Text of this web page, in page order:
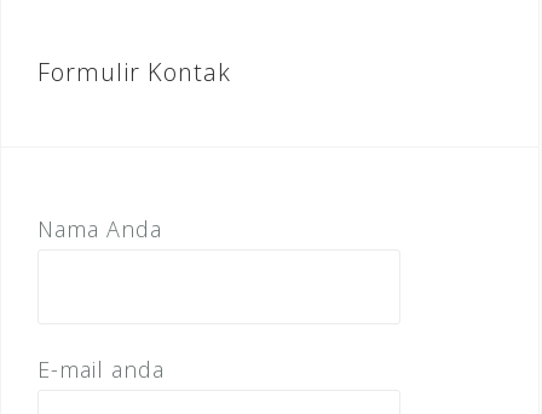
Formulir Kontak
Nama Anda
E-mail anda